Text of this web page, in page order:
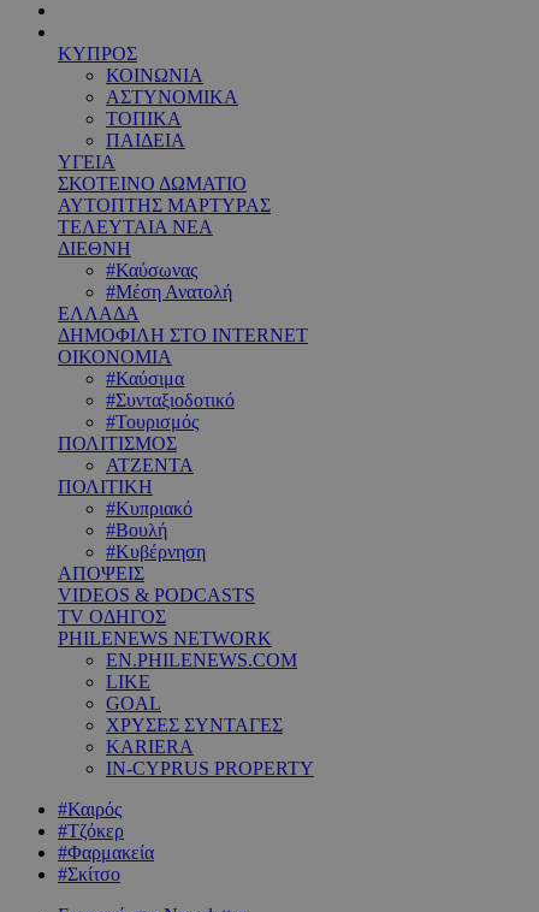
ΚΥΠΡΟΣ
ΚΟΙΝΩΝΙΑ
ΑΣΤΥΝΟΜΙΚΑ
ΤΟΠΙΚΑ
ΠΑΙΔΕΙΑ
ΥΓΕΙΑ
ΣΚΟΤΕΙΝΟ ΔΩΜΑΤΙΟ
ΑΥΤΟΠΤΗΣ ΜΑΡΤΥΡΑΣ
ΤΕΛΕΥΤΑΙΑ ΝΕΑ
ΔΙΕΘΝΗ
#Καύσωνας
#Μέση Ανατολή
ΕΛΛΑΔΑ
ΔΗΜΟΦΙΛΗ ΣΤΟ INTERNET
ΟΙΚΟΝΟΜΙΑ
#Καύσιμα
#Συνταξιοδοτικό
#Τουρισμός
ΠΟΛΙΤΙΣΜΟΣ
ΑΤΖΕΝΤΑ
ΠΟΛΙΤΙΚΗ
#Κυπριακό
#Βουλή
#Κυβέρνηση
ΑΠΟΨΕΙΣ
VIDEOS & PODCASTS
TV ΟΔΗΓΟΣ
PHILENEWS NETWORK
EN.PHILENEWS.COM
LIKE
GOAL
ΧΡΥΣΕΣ ΣΥΝΤΑΓΕΣ
KARIERA
IN-CYPRUS PROPERTY
#Καιρός
#Τζόκερ
#Φαρμακεία
#Σκίτσο